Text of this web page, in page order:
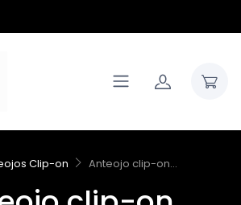
Clip-on Anteojo clip-on...